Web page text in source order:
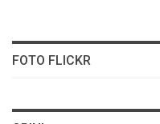
FOTO FLICKR